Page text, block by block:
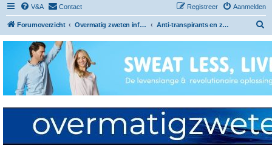
V&A Contact Aanmelden
Registreer
Forumoverzicht Overmatig zweten informatie en ervaringen Anti-transpirants en zalfjes
k